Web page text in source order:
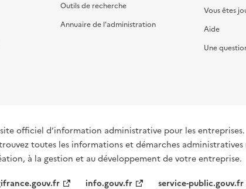
Outils de recherche
Annuaire de l'administration
Vous êtes
Aide
Une
officiel d’information administrative pour les entreprises.
toutes les informations et démarches administratives
à la gestion et au développement de votre entreprise.
info.gouv.fr service-public.gouv.fr